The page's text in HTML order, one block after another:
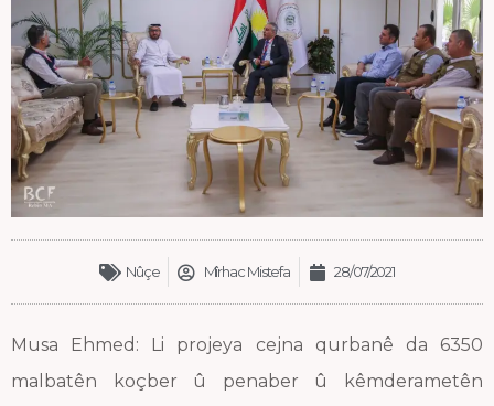
Nûçe Mîrhac Mistefa 28/07/2021
Musa Ehmed: Li projeya cejna qurbanê da 6350
malbatên koçber û penaber û kêmderametên